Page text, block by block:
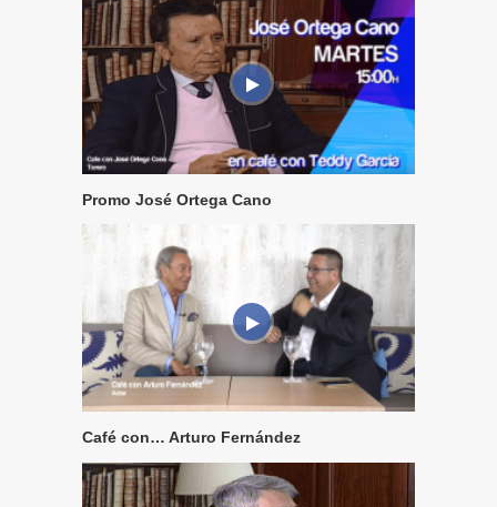
Promo José Ortega Cano
Café con… Arturo Fernández